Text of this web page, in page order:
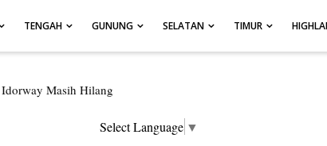
TENGAH GUNUNG SELATAN TIMUR
di Kabupaten Pegunungan Arfak
Tiga Kasus Pencurian Dan Mengamankan Satu Tersangka Di
Select Language ▼